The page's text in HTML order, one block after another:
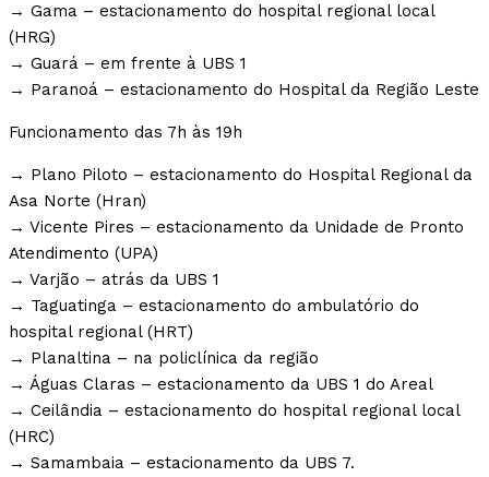
→ Gama – estacionamento do hospital regional local
(HRG)
→ Guará – em frente à UBS 1
→ Paranoá – estacionamento do Hospital da Região Leste
Funcionamento das 7h às 19h
→ Plano Piloto – estacionamento do Hospital Regional da
Asa Norte (Hran)
→ Vicente Pires – estacionamento da Unidade de Pronto
Atendimento (UPA)
→ Varjão – atrás da UBS 1
→ Taguatinga – estacionamento do ambulatório do
hospital regional (HRT)
→ Planaltina – na policlínica da região
→ Águas Claras – estacionamento da UBS 1 do Areal
→ Ceilândia – estacionamento do hospital regional local
(HRC)
→ Samambaia – estacionamento da UBS 7.